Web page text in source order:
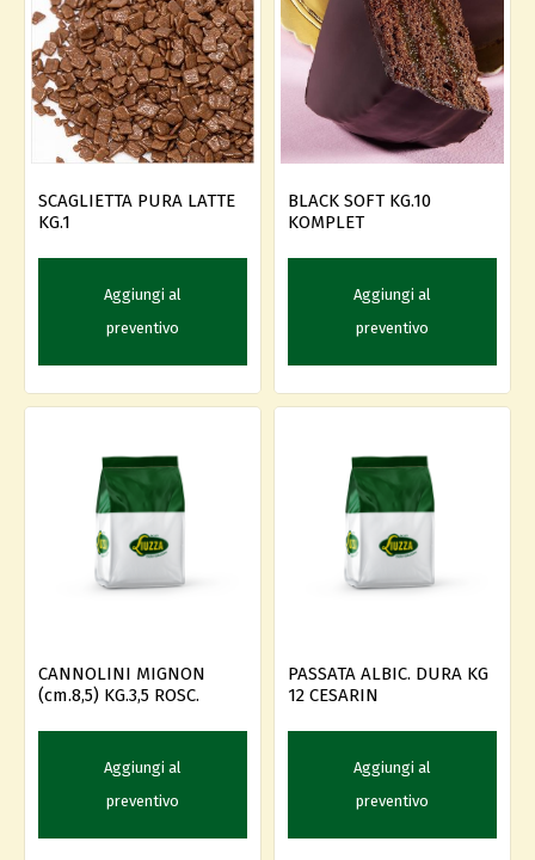
SCAGLIETTA PURA LATTE
KG.1
Aggiungi al
preventivo
BLACK SOFT KG.10
KOMPLET
Aggiungi al
preventivo
CANNOLINI MIGNON
(cm.8,5) KG.3,5 ROSC.
Aggiungi al
preventivo
PASSATA ALBIC. DURA KG
12 CESARIN
Aggiungi al
preventivo